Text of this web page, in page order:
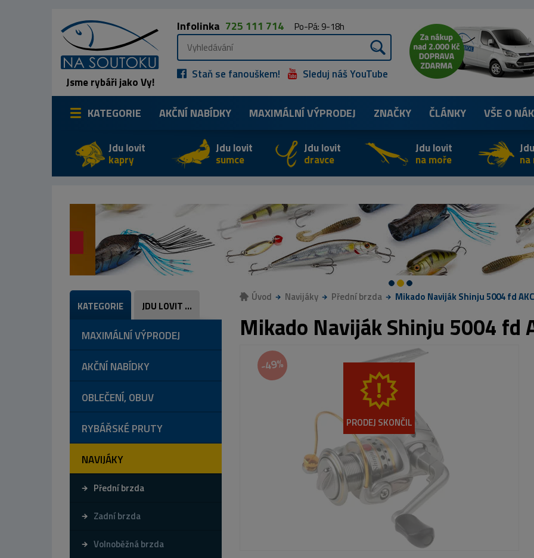
Jsme rybáři jako Vy!
Infolinka 725 111 714 Po-Pá: 9-18h
Staň se fanouškem! Sleduj náš YouTube
KATEGORIE AKČNÍ NABÍDKY MAXIMÁLNÍVÝPRODEJ ZNAČKY ČLÁNKY VŠE O
Jdu lovit
kapry
Jdu lovit
sumce
Jdu lovit
dravce
Jdu lovit
na moře na
KATEGORIE JDU LOVIT ...
MAXIMÁLNÍ VÝPRODEJ
AKČNÍ NABÍDKY
OBLEČENÍ, OBUV
RYBÁŘSKÉ PRUTY
NAVIJÁKY
Přední brzda
Zadní brzda
Volnoběžná brzda
Úvod Navijáky Přední brzda Mikado Naviják Shinju 5004 fd
Mikado Naviják Shinju 5004 fd
-49%
PRODEJ SKONČIL